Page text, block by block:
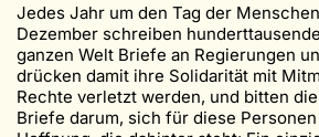
Jedes Jahr um den Tag der
Dezember schreiben
ganzen Welt Briefe an Regierungen
drücken damit ihre Solidarität mit
Rechte verletzt werden, und bitten
Briefe darum, sich für diese